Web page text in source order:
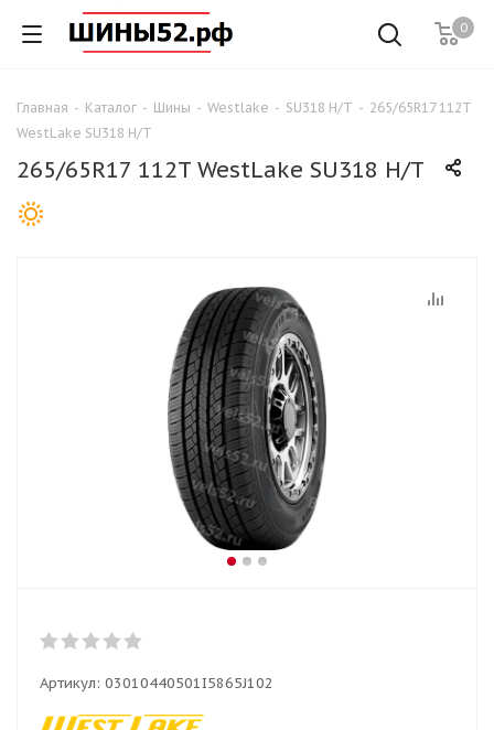
0
Главная - Каталог - Шины - Westlake - SU318 H/T - 265/65R17 112T
WestLake SU318 H/T
265/65R17 112T WestLake SU318 H/T
Артикул: 03010440501I5865J102